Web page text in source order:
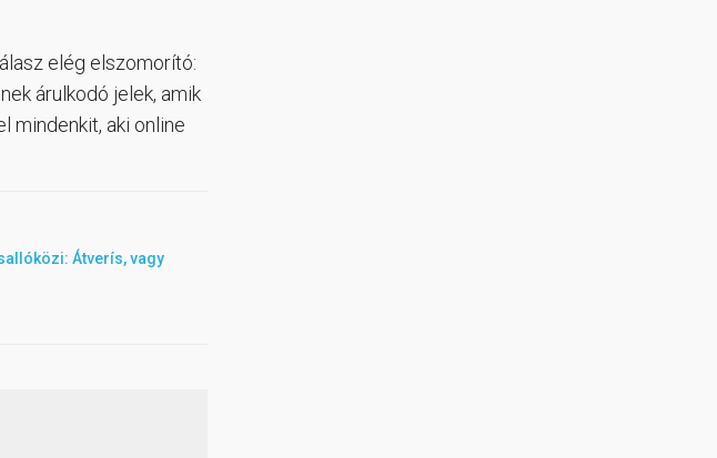
elég elszomorító:
árulkodó jelek, amik
mindenkit, aki online
Átverís, vagy